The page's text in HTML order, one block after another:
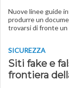
Nuove linee guide
produrre un
trovarsi di fronte un
SICUREZZA
Siti fake e
frontiera